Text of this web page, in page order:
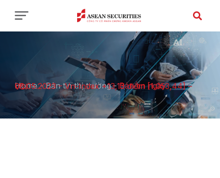
Home-Bản tin thị trường-
Bản tin ngày 08.05.2023 – Vn-Index +13,13 điểm [1.053,44] – VCI